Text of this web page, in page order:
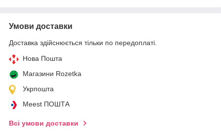
Умови доставки
Доставка здійснюється тільки по передоплаті.
Нова Пошта
Магазини Rozetka
Укрпошта
Meest ПОШТА
Всі умови доставки